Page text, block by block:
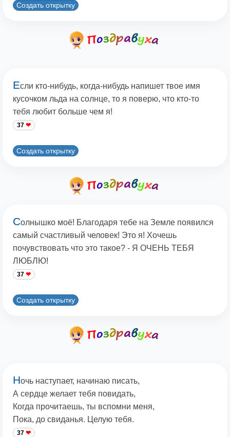
Создать открытку
Если кто-нибудь, когда-нибудь напишет твое имя
кусочком льда на солнце, то я поверю, что кто-то
тебя любит больше чем я!
37
Создать открытку
Солнышко моё! Благодаря тебе на Земле появился
самый счастливый человек! Это я! Хочешь
почувствовать что это такое? - Я ОЧЕНЬ ТЕБЯ
ЛЮБЛЮ!
37
Создать открытку
Ночь наступает, начинаю писать,
А сердце желает тебя повидать,
Когда прочитаешь, ты вспомни меня,
Пока, до свиданья. Целую тебя.
37